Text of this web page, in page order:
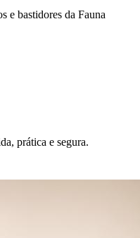
e bastidores da Fauna
prática e segura.